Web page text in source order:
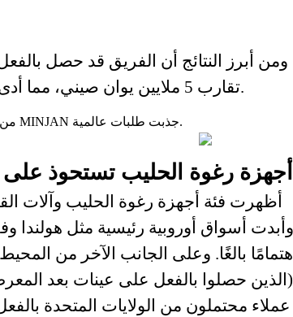
ومن أبرز النتائج أن الفريق قد حصل
تقارب 5 ملايين يوان صيني، مما أدى فعلياً إلى زيادة إجمالي قيمة الطلبات المتوقعة للمعرض.
نجم العرض – مطاحن اللحوم من سلسلة MG من MINJAN جذبت طلبات عالمية.
أجهزة رغوة الحليب تستحوذ على
أظهرت فئة أجهزة رغوة الحليب وآلات
وأبدت أسواق أوروبية رئيسية مثل هولندا
اهتمامًا بالغًا. وعلى الجانب الآخر من
(الذين حصلوا بالفعل على عينات بعد
عملاء محتملون من الولايات المتحدة